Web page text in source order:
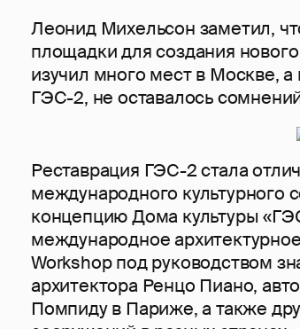
Леонид Михельсон заметил,
площадки для создания
изучил много мест в Москве,
ГЭС-2, не оставалось
Реставрация ГЭС-2 стала
международного культурного
концепцию Дома культуры
международное
Workshop под руководством
архитектора Ренцо Пиано,
Помпиду в Париже, а также